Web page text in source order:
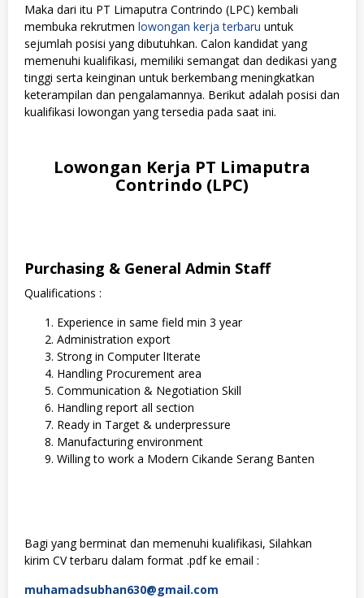
Maka dari itu PT Limaputra Contrindo (LPC) kembali
membuka rekrutmen lowongan kerja terbaru untuk
sejumlah posisi yang dibutuhkan. Calon kandidat yang
memenuhi kualifikasi, memiliki semangat dan dedikasi yang
tinggi serta keinginan untuk berkembang meningkatkan
keterampilan dan pengalamannya. Berikut adalah posisi dan
kualifikasi lowongan yang tersedia pada saat ini.
Lowongan Kerja PT Limaputra
Contrindo (LPC)
Purchasing & General Admin Staff
Qualifications :
Experience in same field min 3 year
Administration export
Strong in Computer lIterate
Handling Procurement area
Communication & Negotiation Skill
Handling report all section
Ready in Target & underpressure
Manufacturing environment
Willing to work a Modern Cikande Serang Banten
Bagi yang berminat dan memenuhi kualifikasi, Silahkan
kirim CV terbaru dalam format .pdf ke email :
muhamadsubhan630@gmail.com